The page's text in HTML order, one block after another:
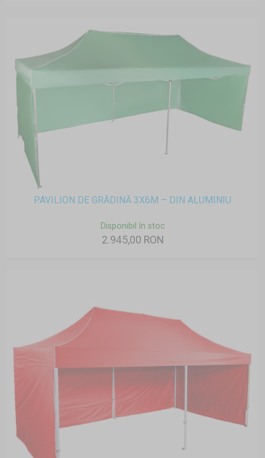
PAVILION DE GRĂDINĂ 3X6M – DIN ALUMINIU
Disponibil în stoc
2.945,00 RON